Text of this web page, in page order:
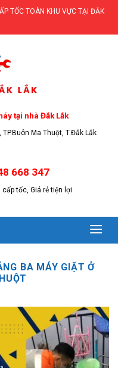
TỐC TOÀN KHU VỰC TẠI ĐẮK
tại nhà Đắk Lắk
Ma Thuột, T.Đắk Lắk
668 347
tốc, Giá rẻ tiện lợi
BA MÁY GIẶT Ở